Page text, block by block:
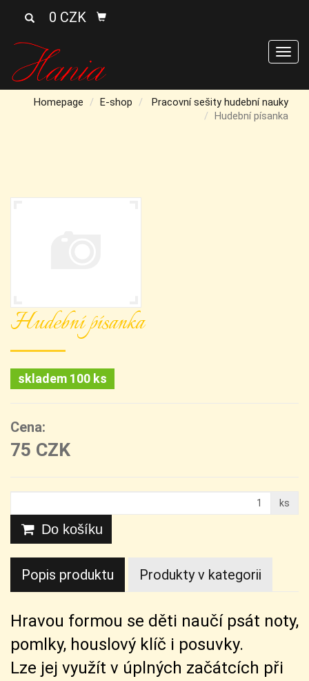
0 CZK
Homepage E-shop
Pracovní sešity hudební nauky
Hudební písanka
Hudební písanka
skladem 100 ks
Cena:
75 CZK
ks
Do košíku
Popis produktu Produkty v kategorii
Hravou formou se děti naučí psát noty,
pomlky, houslový klíč i posuvky.
Lze jej využít v úplných začátcích při